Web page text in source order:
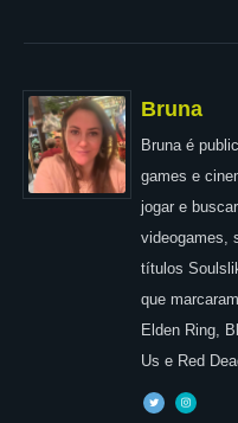
Bruna
Bruna é
games e
jogar e
videogames,
títulos
que
Elden Ring,
Us e Red